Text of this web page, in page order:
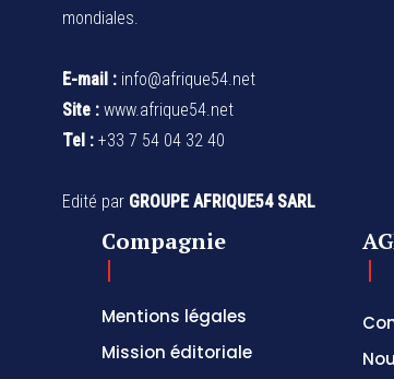
mondiales.
E-mail : info@afrique54.net
Site : www.afrique54.net
Tel : +33 7 54 04 32 40
Edité par GROUPE AFRIQUE54 SARL
Compagnie
Mentions légales
Mission éditoriale